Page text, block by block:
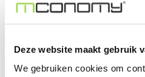
Deze website maakt gebruik
We gebruiken cookies om
Normale prijs:
€ 57,84
Prijzen excl. BTW